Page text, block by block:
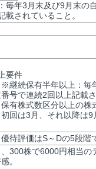
毎年3月末及び9月末の
載されていること。
要件
※継続保有半年以上：毎
号で連続2回以上記載
有株式数区分以上の株
初回は3月、それ以降は
待評価はS～Dの5段階
300株で6000円相当の
。